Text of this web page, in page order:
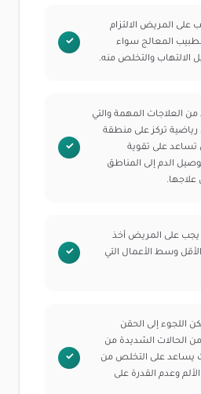
على المريض الالتزام
المعالج سواء
الالتهاب والتخلص منه.
العلاجات المهمة والتي
تركز على منطقة
تساعد على تقوية
الدم إلى المناطق
علاجها.
يجب على المريض أخذ
وسط الأعمال التي
اللجوء إلى الحقن
الحالات الشديدة من
يساعد على التخلص من
وعدم القدرة على